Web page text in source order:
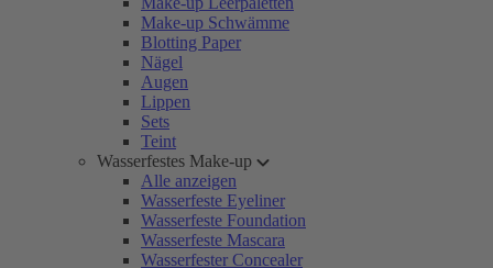
Make-up Schwämme
Blotting Paper
Nägel
Augen
Lippen
Sets
Teint
Wasserfestes Make-up
Alle anzeigen
Wasserfeste Eyeliner
Wasserfeste Foundation
Wasserfeste Mascara
Wasserfester Concealer